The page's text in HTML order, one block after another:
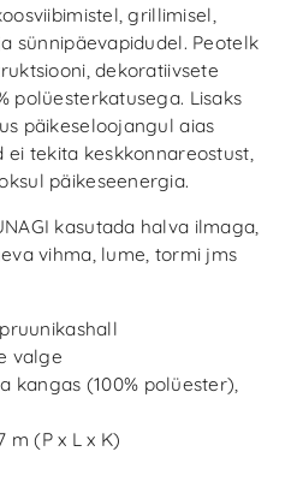
grillimisel,
sünnipäevapidudel. Peotelk
dekoratiivsete
polüesterkatusega. Lisaks
päikeseloojangul aias
tekita keskkonnareostust,
päikeseenergia.
kasutada halva ilmaga,
vihma, lume, tormi jms
valge
kangas (100% polüester),
m (P x L x K)